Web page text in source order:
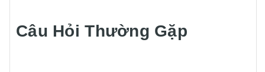
Câu Hỏi Thường Gặp